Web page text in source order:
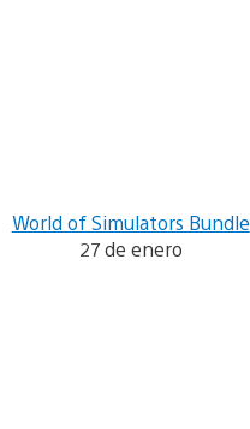
World of Simulators Bundle
27 de enero